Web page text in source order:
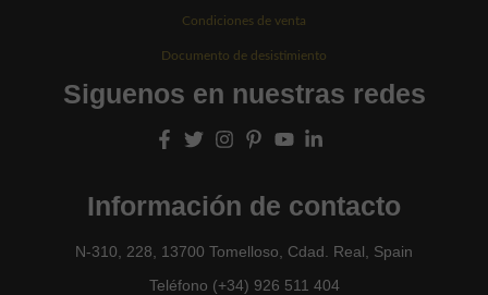
Condiciones de venta
Documento de desistimiento
Siguenos en nuestras redes
Información de contacto
N-310, 228, 13700 Tomelloso, Cdad. Real, Spain
Teléfono (+34) 926 511 404